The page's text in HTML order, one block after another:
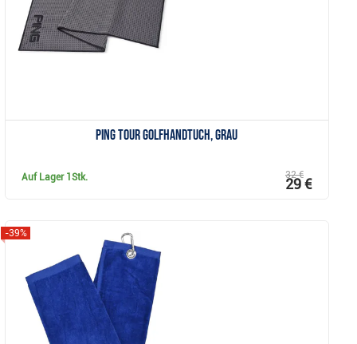
Ping Tour GolfHandtuch, grau
Auf Lager 1Stk. 32 €
29 €
-39%
Anzeigen